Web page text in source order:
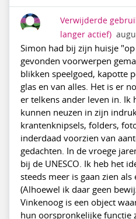
Verwijderde
langer actief)
Simon had bij zijn huisje
gevonden voorwerpen
blikken speelgoed, kapotte
glas en van alles. Het is er
er telkens ander leven in. Ik
kunnen neuzen in zijn
krantenknipsels, folders,
inderdaad voorzien van
gedachten. In de vroege
bij de UNESCO. Ik heb het
steeds meer is gaan zien als
(Alhoewel ik daar geen
Vinkenoog is een object
hun oorspronkelijke functie